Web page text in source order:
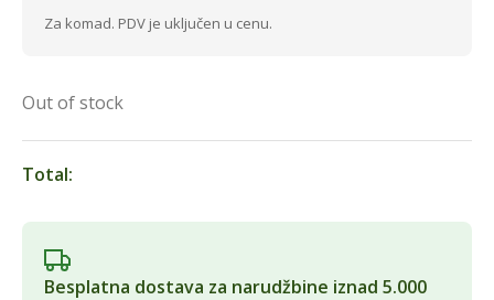
Za komad. PDV je uključen u cenu.
Out of stock
Total:
Besplatna dostava za narudžbine iznad 5.000